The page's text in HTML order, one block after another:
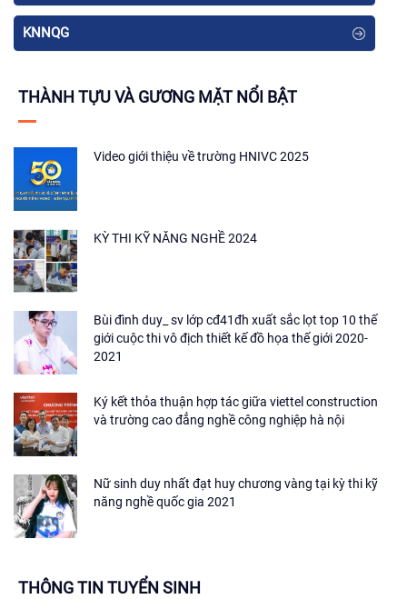
KNNQG
THÀNH TỰU VÀ GƯƠNG MẶT NỔI BẬT
Video giới thiệu về trường HNIVC 2025
KỲ THI KỸ NĂNG NGHỀ 2024
Bùi đình duy_ sv lớp cđ41đh xuất sắc lọt top 10 thế
giới cuộc thi vô địch thiết kế đồ họa thế giới 2020-
2021
Ký kết thỏa thuận hợp tác giữa viettel construction
và trường cao đẳng nghề công nghiệp hà nội
Nữ sinh duy nhất đạt huy chương vàng tại kỳ thi kỹ
năng nghề quốc gia 2021
THÔNG TIN TUYỂN SINH